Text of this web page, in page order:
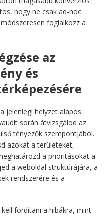
hogy ne csak ad-hoc
foglalkozz a
az
és
jelenlegi helyzet alapos
során átvizsgálod az
tényezők szempontjából.
azokat a területeket,
a prioritásokat a
a weboldal struktúrájára, a
rendszerére és a
fordítani a hibákra, mint